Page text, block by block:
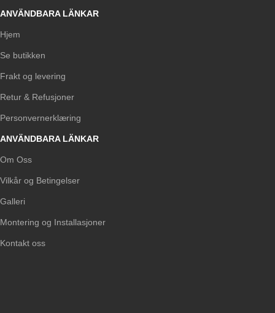
ANVÄNDBARA LÄNKAR
Hjem
Se butikken
Frakt og levering
Retur & Refusjoner
Personvernerklæring
ANVÄNDBARA LÄNKAR
Om Oss
Vilkår og Betingelser
Galleri
Montering og Installasjoner
Kontakt oss